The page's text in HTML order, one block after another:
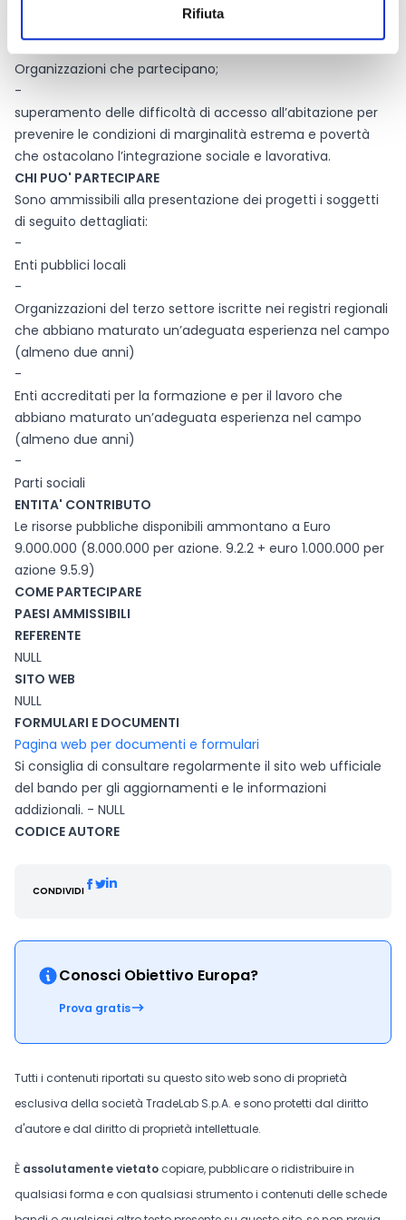
Rifiuta
delle persone particolarmente fragili, caratterizzati
Organizzazioni che partecipano;
-
superamento delle difficoltà di accesso all’abitazione per
prevenire le condizioni di marginalità estrema e povertà
che ostacolano l’integrazione sociale e lavorativa.
CHI PUO' PARTECIPARE
Sono ammissibili alla presentazione dei progetti i soggetti
di seguito dettagliati:
-
Enti pubblici locali
-
Organizzazioni del terzo settore iscritte nei registri regionali
che abbiano maturato un’adeguata esperienza nel campo
(almeno due anni)
-
Enti accreditati per la formazione e per il lavoro che
abbiano maturato un’adeguata esperienza nel campo
(almeno due anni)
-
Parti sociali
ENTITA' CONTRIBUTO
Le risorse pubbliche disponibili ammontano a Euro
9.000.000 (8.000.000 per azione. 9.2.2 + euro 1.000.000 per
azione 9.5.9)
COME PARTECIPARE
PAESI AMMISSIBILI
REFERENTE
NULL
SITO WEB
NULL
FORMULARI E DOCUMENTI
Pagina web per documenti e formulari
Si consiglia di consultare regolarmente il sito web ufficiale
del bando per gli aggiornamenti e le informazioni
addizionali. - NULL
CODICE AUTORE
CONDIVIDI
Conosci Obiettivo Europa?
Prova gratis
Tutti i contenuti riportati su questo sito web sono di proprietà
esclusiva della società TradeLab S.p.A. e sono protetti dal diritto
d'autore e dal diritto di proprietà intellettuale.
È assolutamente vietato copiare, pubblicare o ridistribuire in
qualsiasi forma e con qualsiasi strumento i contenuti delle schede